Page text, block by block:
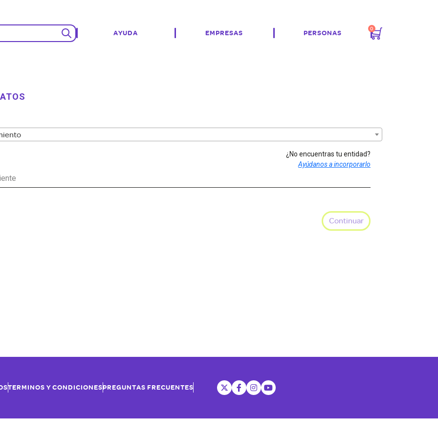
Buscar
AYUDA EMPRESAS PERSONAS
0
¿No encuentras tu entidad?
Ayúdanos a incorporarlo
Continuar
TERMINOS Y CONDICIONESPREGUNTAS FRECUENTES